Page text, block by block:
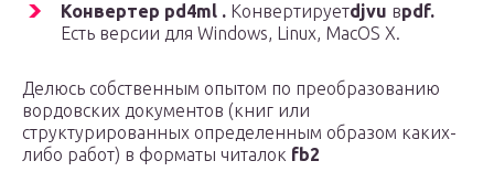
Конвертер pd4ml . Конвертируетdjvu вpdf.
Есть версии для Windows, Linux, MacOS X.
Делюсь собственным опытом по преобразованию
вордовских документов (книг или
структурированных определенным образом каких-
либо работ) в форматы читалок fb2